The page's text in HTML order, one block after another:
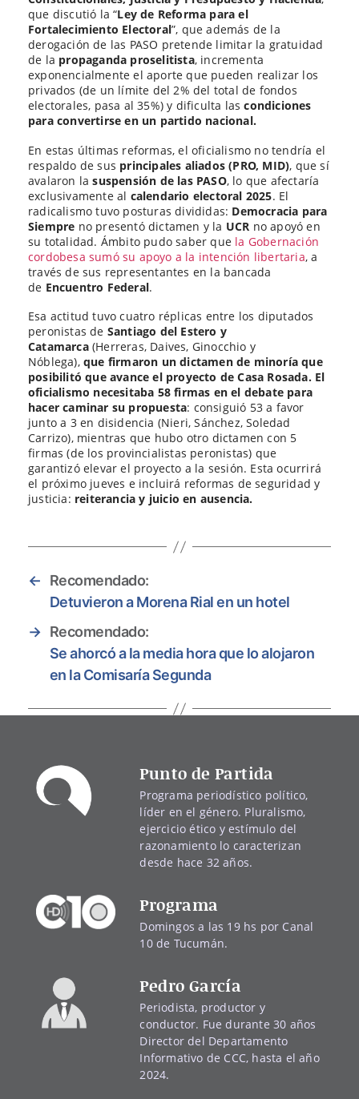
que discutió la “Ley de Reforma para el
Fortalecimiento Electoral”, que además de la
derogación de las PASO pretende limitar la gratuidad
de la propaganda proselitista, incrementa
exponencialmente el aporte que pueden realizar los
privados (de un límite del 2% del total de fondos
electorales, pasa al 35%) y dificulta lascondiciones
para convertirse en un partido nacional.
En estas últimas reformas, el oficialismo no tendría el
respaldo de sus principales aliados (PRO, MID), que sí
avalaron lasuspensión de las PASO, lo que afectaría
exclusivamente al calendario electoral 2025. El
radicalismo tuvo posturas divididas: Democracia para
Siempre no presentó dictamen y la UCR no apoyó en
su totalidad. Ámbito pudo saber que la Gobernación
cordobesa sumó su apoyo a la intención libertaria, a
través de sus representantes en la bancada
de Encuentro Federal.
Esa actitud tuvo cuatro réplicas entre los diputados
peronistas de Santiago del Estero y
Catamarca(Herreras, Daives, Ginocchio y
Nóblega), que firmaron un dictamen de minoría que
posibilitó que avance el proyecto de Casa Rosada. El
oficialismo necesitaba 58 firmas en el debate para
hacer caminar su propuesta: consiguió 53 a favor
junto a 3 en disidencia (Nieri, Sánchez, Soledad
Carrizo), mientras que hubo otro dictamen con 5
firmas (de los provincialistas peronistas) que
garantizó elevar el proyecto a la sesión. Esta ocurrirá
el próximo jueves e incluirá reformas de seguridad y
justicia: reiterancia y juicio en ausencia.
←
Recomendado:
Detuvieron a Morena Rial en un hotel
→ Recomendado:
Se ahorcó a la media hora que lo alojaron
en la Comisaría Segunda
Punto de Partida
Programa periodístico político,
líder en el género. Pluralismo,
ejercicio ético y estímulo del
razonamiento lo caracterizan
desde hace 32 años.
Programa
Domingos a las 19 hs por Canal
10 de Tucumán.
Pedro García
Periodista, productor y
conductor. Fue durante 30 años
Director del Departamento
Informativo de CCC, hasta el año
2024.